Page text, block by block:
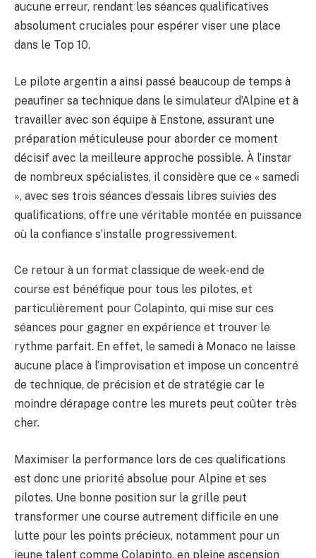
aucune erreur, rendant les séances qualificatives
absolument cruciales pour espérer viser une place
dans le Top 10.
Le pilote argentin a ainsi passé beaucoup de temps à
peaufiner sa technique dans le simulateur d’Alpine et à
travailler avec son équipe à Enstone, assurant une
préparation méticuleuse pour aborder ce moment
décisif avec la meilleure approche possible. À l’instar
de nombreux spécialistes, il considère que ce « samedi
», avec ses trois séances d’essais libres suivies des
qualifications, offre une véritable montée en puissance
où la confiance s’installe progressivement.
Ce retour à un format classique de week-end de
course est bénéfique pour tous les pilotes, et
particulièrement pour Colapinto, qui mise sur ces
séances pour gagner en expérience et trouver le
rythme parfait. En effet, le samedi à Monaco ne laisse
aucune place à l’improvisation et impose un concentré
de technique, de précision et de stratégie car le
moindre dérapage contre les murets peut coûter très
cher.
Maximiser la performance lors de ces qualifications
est donc une priorité absolue pour Alpine et ses
pilotes. Une bonne position sur la grille peut
transformer une course autrement difficile en une
lutte pour les points précieux, notamment pour un
jeune talent comme Colapinto, en pleine ascension